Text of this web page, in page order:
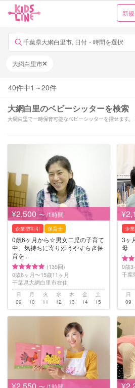
新
千葉県大網白里市, 日付・時間を選択
大網白里市
40件中1 ～20件
大網白里のベビーシッターを検索
大網白里で一時保育可能なベビーシッターを探せます。
♪楽しく自己肯定感を育みます」「【幼稚園クラス担
エリア◎」などの強みを持つシッターが対応いたしま
夜間や深夜早朝などの一時保育も可能です。1時間だけ
のお迎え・送迎、病児保育や病後児の保育もお任せく
サポーターが選べます。新生児(0歳)や乳児などの赤ち
い年齢へ対応可能です。土日祝日だけベビーシッターを
の利用などの定期利用サービスもございます。
¥2,500 〜 /1時間
企業型割引 保育士
0歳6ヶ月から☆男女二児の子育て
中。気持ちに寄り添うやすらぎ保
育を...
(135回)
0歳6ヶ月〜15歳11ヶ月
千葉県大網白里市在住
日
09
月
10
火
11
水
12
木
13
金
14
土
15
企
3ヶ
母
0歳3
千葉
日
09
〜 /1時間